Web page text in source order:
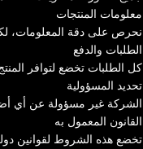
معلومات المنتجات
نحرص على دقة المعلومات،
الطلبات والدفع
كل الطلبات تخضع لتوافر
تحديد المسؤولية
الشركة غير مسؤولة عن أي
القانون المعمول به
تخضع هذه الشروط لقوانين